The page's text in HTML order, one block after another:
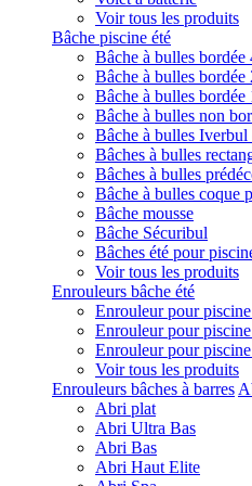
Voir tous les produits
Bâche piscine été
Bâche à bulles bordée
Bâche à bulles bordée
Bâche à bulles bordée
Bâche à bulles non
Bâche à bulles Iverbul
Bâches à bulles
Bâches à bulles
Bâche à bulles coque
Bâche mousse
Bâche Sécuribul
Bâches été pour
Voir tous les produits
Enrouleurs bâche été
Enrouleur pour
Enrouleur pour
Enrouleur pour
Voir tous les produits
Enrouleurs bâches à barres
Abri plat
Abri Ultra Bas
Abri Bas
Abri Haut Elite